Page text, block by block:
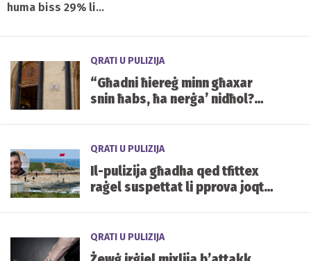
huma biss 29% li...
QRATI U PULIZIJA
“Għadni ħiereġ minn għaxar
snin ħabs, ħa nerġa’ nidħol?
QRATI U PULIZIJA
Il-pulizija għadha qed tfittex
raġel suspettat li pprova joqtol
QRATI U PULIZIJA